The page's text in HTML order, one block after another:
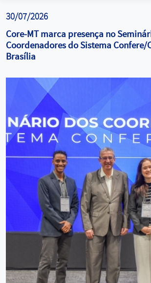
30/07/2026
Core-MT marca presença no
Coordenadores do Sistema Confere/
Brasília